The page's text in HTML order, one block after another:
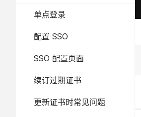
单点登录
配置 SSO
SSO 配置页面
续订过期证书
更新证书时常见问题